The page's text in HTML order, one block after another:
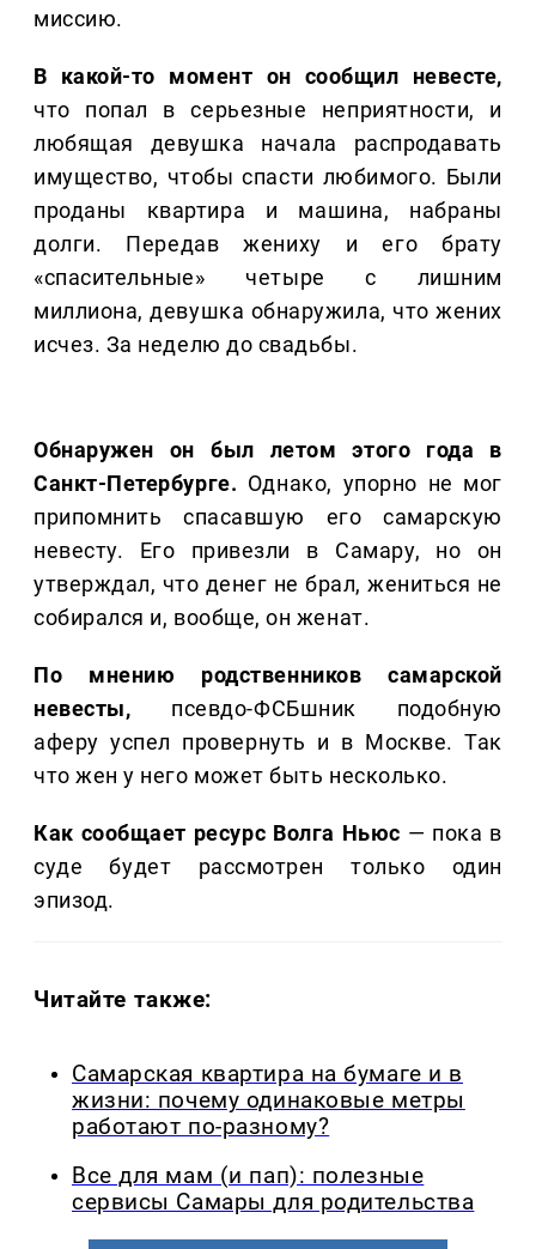
миссию.
В какой-то момент он сообщил невесте,
что попал в серьезные неприятности, и
любящая девушка начала распродавать
имущество, чтобы спасти любимого. Были
проданы квартира и машина, набраны
долги. Передав жениху и его брату
«спасительные» четыре с лишним
миллиона, девушка обнаружила, что жених
исчез. За неделю до свадьбы.
Обнаружен он был летом этого года в
Санкт-Петербурге. Однако, упорно не мог
припомнить спасавшую его самарскую
невесту. Его привезли в Самару, но он
утверждал, что денег не брал, жениться не
собирался и, вообще, он женат.
По мнению родственников самарской
невесты, псевдо-ФСБшник подобную
аферу успел провернуть и в Москве. Так
что жен у него может быть несколько.
Как сообщает ресурс Волга Ньюс — пока в
суде будет рассмотрен только один
эпизод.
Читайте также:
Самарская квартира на бумаге и в
жизни: почему одинаковые метры
работают по-разному?
Все для мам (и пап): полезные
сервисы Самары для родительства